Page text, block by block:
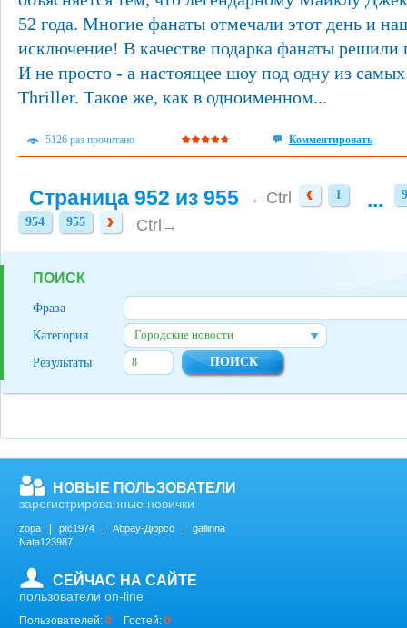
52 года. Многие фанаты отмечали этот день и
исключение! В качестве подарка фанаты решили
И не просто - а настоящее шоу под одну из самых
Thriller. Такое же, как в одноименном...
5126 раз прочитано Комментировать
Страница 952 из 955 ←Ctrl 1
1 ...
954
954 955
955 Ctrl→
ПОИСК
Фраза
Категория
Городские новости
Результаты
НОВЫЕ ПОЛЬЗОВАТЕЛИ
зарегистрированные новички
zopa ptc1974 Абрау-Дюрсо
gallinna
Nata123987
СЕЙЧАС НА САЙТЕ
пользователи on-line
Пользователей: 0 Гостей: 0